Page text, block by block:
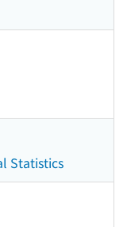
Statistics